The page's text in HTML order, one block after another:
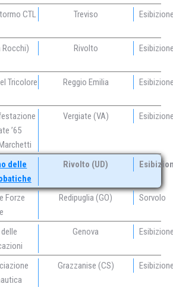
CTL Treviso
Rivolto
Tricolore Reggio Emilia
’65
Vergiate (VA)
delle
Rivolto (UD)
Forze
Redipuglia (GO) Sorvolo
Genova
Grazzanise (CS)